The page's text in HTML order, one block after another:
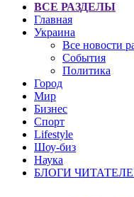
ВСЕ РАЗДЕЛЫ
Главная
Украина
Все новости
События
Политика
Город
Мир
Бизнес
Спорт
Lifestyle
Шоу-биз
Наука
БЛОГИ